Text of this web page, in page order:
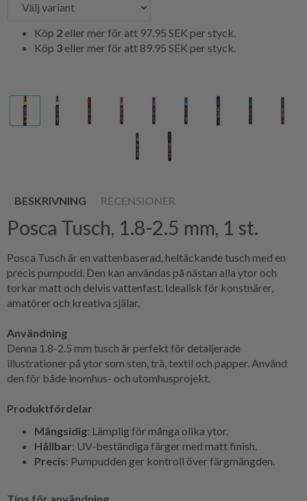
Köp 2 eller mer för att 97.95 SEK per styck.
Köp 3 eller mer för att 89.95 SEK per styck.
BESKRIVNING RECENSIONER
Posca Tusch, 1.8-2.5 mm, 1 st.
Posca Tusch är en vattenbaserad, heltäckande tusch med en
precis pumpudd. Den kan användas på nästan alla ytor och
torkar matt och delvis vattenfast. Idealisk för konstnärer,
amatörer och kreativa själar.
Användning
Denna 1.8-2.5 mm tusch är perfekt för detaljerade
illustrationer på ytor som sten, trä, textil och papper. Använd
den för både inomhus- och utomhusprojekt.
Produktfördelar
Mångsidig: Lämplig för många olika ytor.
Hållbar: UV-beständiga färger med matt finish.
Precis: Pumpudden ger kontroll över färgmängden.